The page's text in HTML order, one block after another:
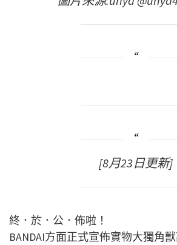
[8月23日更新]
終．於．公．佈啦！
BANDAI方面正式宣佈實物大獨角